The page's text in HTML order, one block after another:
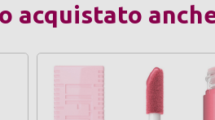
acquistato